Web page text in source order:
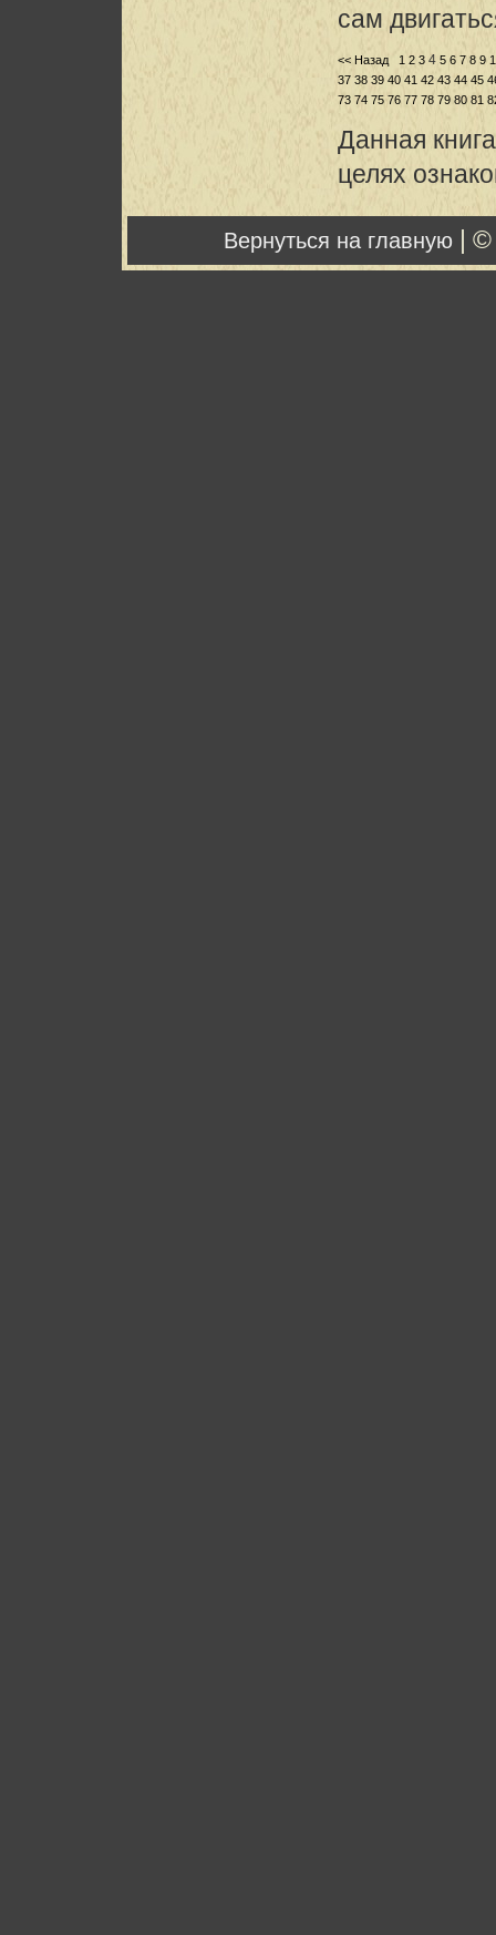
сам
<< Назад 1 2 3 4 5 6 7 8 9
37 38 39 40 41 42 43 44 45
73 74 75 76 77 78 79 80 81
Данная
целях
Вернуться на главную |